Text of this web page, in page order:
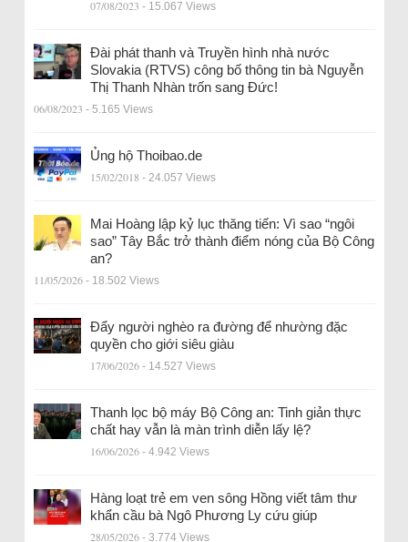
07/08/2023 - 15.067 Views
Đài phát thanh và Truyền hình nhà nước
Slovakia (RTVS) công bố thông tin bà Nguyễn
Thị Thanh Nhàn trốn sang Đức!
06/08/2023 - 5.165 Views
Ủng hộ Thoibao.de
15/02/2018 - 24.057 Views
Mai Hoàng lập kỷ lục thăng tiến: Vì sao “ngôi
sao” Tây Bắc trở thành điểm nóng của Bộ Công
an?
11/05/2026 - 18.502 Views
Đẩy người nghèo ra đường để nhường đặc
quyền cho giới siêu giàu
17/06/2026 - 14.527 Views
Thanh lọc bộ máy Bộ Công an: Tinh giản thực
chất hay vẫn là màn trình diễn lấy lệ?
16/06/2026 - 4.942 Views
Hàng loạt trẻ em ven sông Hồng viết tâm thư
khẩn cầu bà Ngô Phương Ly cứu giúp
28/05/2026 - 3.774 Views